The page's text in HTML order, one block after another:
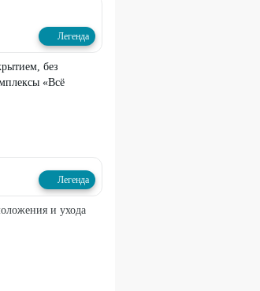
Легенда
без
«Всё
Легенда
и ухода